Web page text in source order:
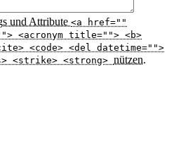
und Attribute <a href=""
<acronym title=""> <b>
<code> <del datetime="">
<strike> <strong> nützen.